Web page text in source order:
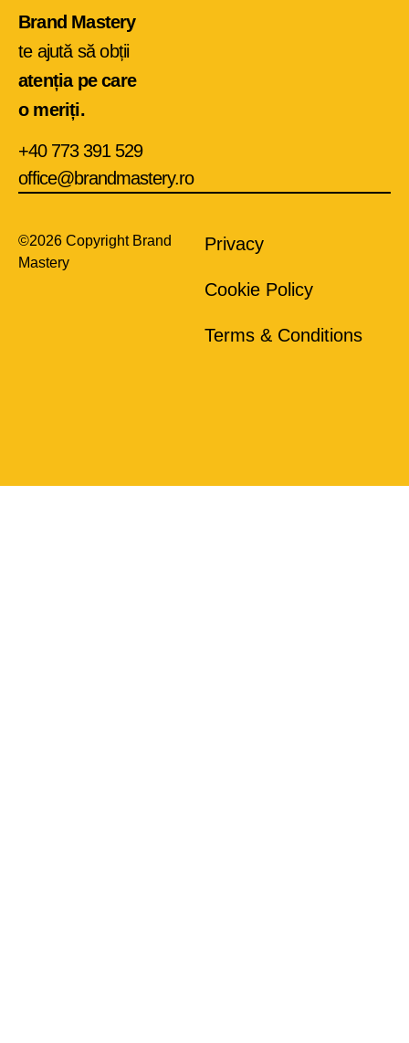
Brand Mastery
te ajută să obții
atenția pe care
o meriți.
+40 773 391 529
office@brandmastery.ro
©2026 Copyright Brand
Mastery
Privacy
Cookie Policy
Terms & Conditions